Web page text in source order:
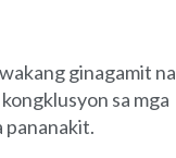
ginagamit na
sa mga
pananakit.